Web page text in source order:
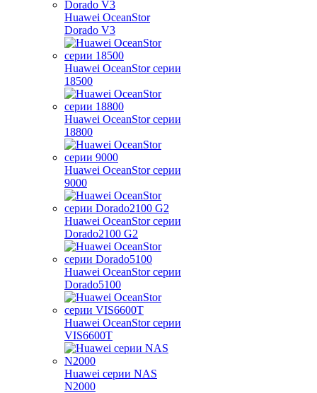
Huawei OceanStor
Dorado V3
Huawei OceanStor серии
18500
Huawei OceanStor серии
18800
Huawei OceanStor серии
9000
Huawei OceanStor серии
Dorado2100 G2
Huawei OceanStor серии
Dorado5100
Huawei OceanStor серии
VIS6600T
Huawei серии NAS
N2000